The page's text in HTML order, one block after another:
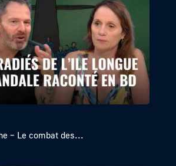
– Le combat des...